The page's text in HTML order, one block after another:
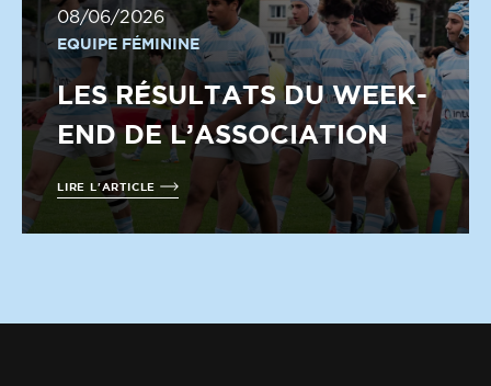
08/06/2026
EQUIPE FÉMININE
LES RÉSULTATS DU WEEK-
END DE L’ASSOCIATION
LIRE L'ARTICLE